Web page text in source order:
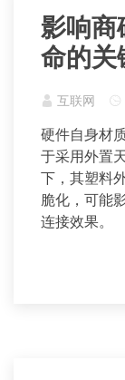
影响商
命的关
互联网
硬件自身材
于采用外置
下，其塑料
脆化，可能
连接效果。